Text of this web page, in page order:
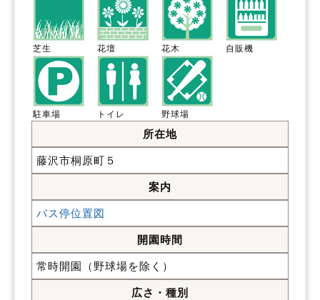
芝生 花壇 花木 自販機
駐車場 トイレ 野球場
所在地
藤沢市桐原町５
案内
バス停位置図
開園時間
常時開園（野球場を除く）
広さ・種別